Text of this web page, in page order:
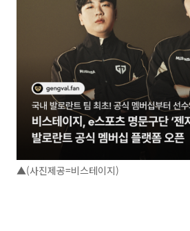
▲(사진제공=비스테이지)